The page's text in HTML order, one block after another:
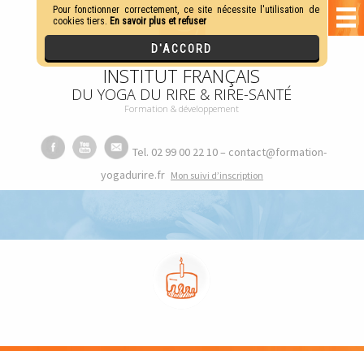
INSTITUT FRANÇAIS
DU YOGA DU RIRE & RIRE-SANTÉ
Formation & développement
Tel. 02 99 00 22 10 – contact@formation-
yogadurire.fr Mon suivi d’inscription